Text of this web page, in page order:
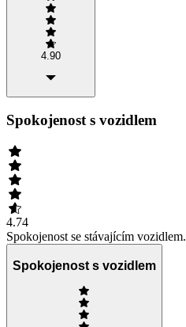
4.90
Spokojenost s vozidlem
4.74
Spokojenost se stávajícím vozidlem.
Spokojenost s vozidlem